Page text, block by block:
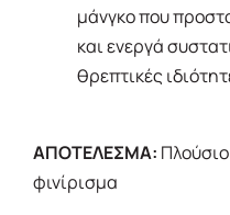
μάνγκο που
και ενεργά
θρεπτικές
ΑΠΟΤΕΛΕΣΜΑ:
φινίρισμα